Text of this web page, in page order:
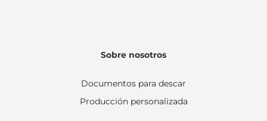
Sobre nosotros
Documentos para descar
Producción personalizada